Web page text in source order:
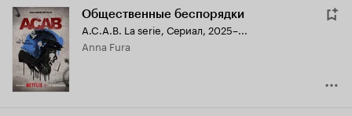
Общественные беспорядки
A.C.A.B. La serie, Сериал, 2025–...
Anna Fura